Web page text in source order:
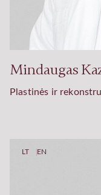
Mindaugas
Plastinės ir
LT EN